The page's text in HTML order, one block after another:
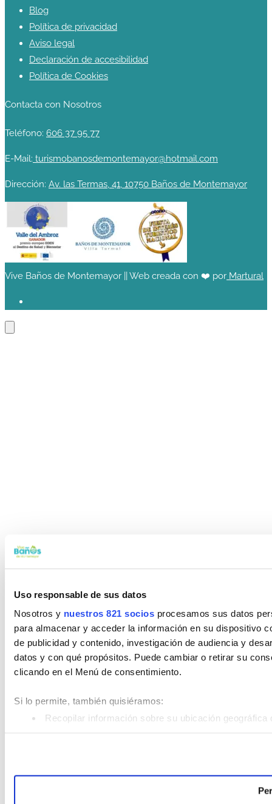
Uso responsable de sus datos
Nosotros y nuestros 821 socios procesamos sus datos
para almacenar y acceder la información en su dispositivo
de publicidad y contenido, investigación de audiencia y
datos y con qué propósitos. Puede cambiar o retirar su
clicando en el Menú de consentimiento.
Si lo permite, también quisiéramos:
Recopilar información sobre su ubicación
Las cookies de este sitio web se usan para personalizar
Blog
Política de privacidad
Aviso legal
Declaración de accesibilidad
Política de Cookies
Contacta con Nosotros
Teléfono: 606 37 95 77
E-Mail: turismobanosdemontemayor@hotmail.com
Dirección: Av. las Termas, 41, 10750 Baños de Montemayor
Vive Baños de Montemayor || Web creada con ❤️ por Martural